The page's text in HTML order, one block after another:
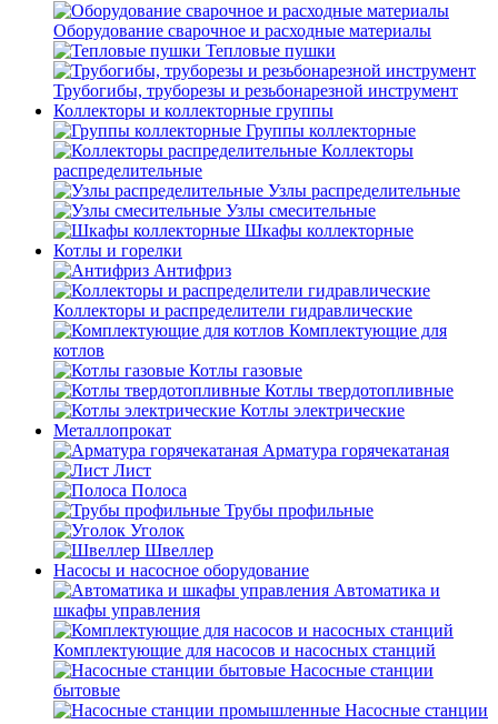
Оборудование сварочное и расходные материалы
Тепловые пушки
Трубогибы, труборезы и резьбонарезной инструмент
Коллекторы и коллекторные группы
Группы коллекторные
Коллекторы
распределительные
Узлы распределительные
Узлы смесительные
Шкафы коллекторные
Котлы и горелки
Антифриз
Коллекторы и распределители гидравлические
Комплектующие для
котлов
Котлы газовые
Котлы твердотопливные
Котлы электрические
Металлопрокат
Арматура горячекатаная
Лист
Полоса
Трубы профильные
Уголок
Швеллер
Насосы и насосное оборудование
Автоматика и
шкафы управления
Комплектующие для насосов и насосных станций
Насосные станции
бытовые
Насосные станции